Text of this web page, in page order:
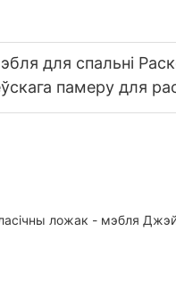
для спальні
памеру для